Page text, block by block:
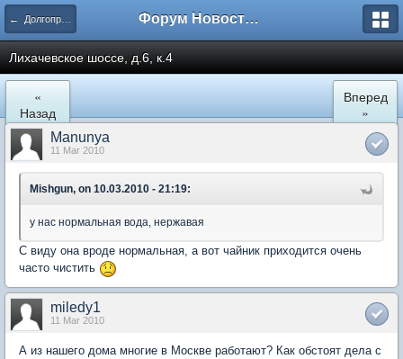
← Долгопрудный Форум Новостройки
Лихачевское шоссе, д.6, к.4
«
Назад
Вперед
»
Manunya
11 Mar 2010
Mishgun, on 10.03.2010 - 21:19:
у нас нормальная вода, нержавая
С виду она вроде нормальная, а вот чайник приходится очень
часто чистить
miledy1
11 Mar 2010
А из нашего дома многие в Москве работают? Как обстоят дела с